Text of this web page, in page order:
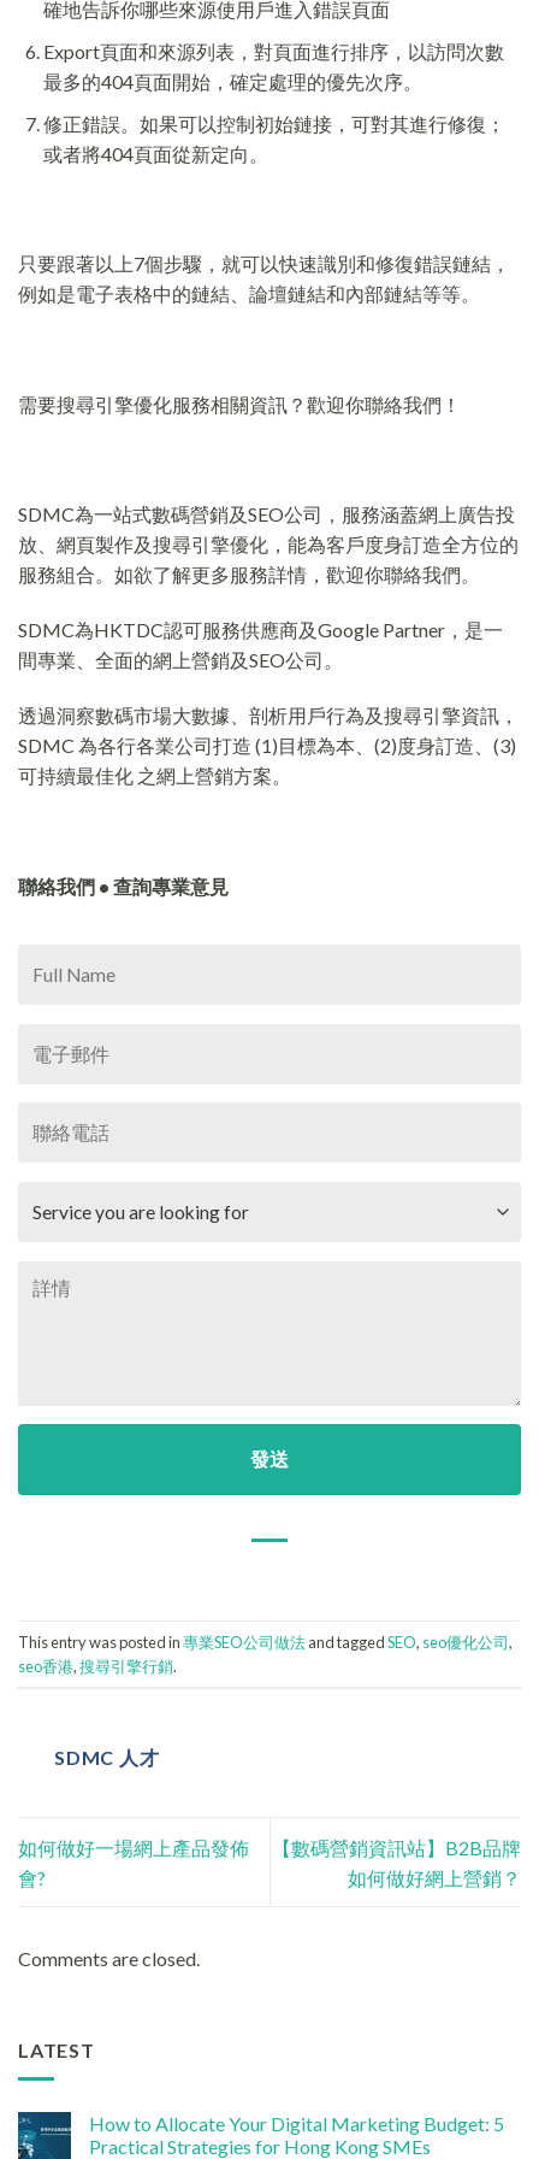
確地告訴你哪些來源使用戶進入錯誤頁面
Export頁面和來源列表，對頁面進行排序，以訪問次數
最多的404頁面開始，確定處理的優先次序。
修正錯誤。如果可以控制初始鏈接，可對其進行修復；
或者將404頁面從新定向。
只要跟著以上7個步驟，就可以快速識別和修復錯誤鏈結，
例如是電子表格中的鏈結、論壇鏈結和內部鏈結等等。
需要搜尋引擎優化服務相關資訊？歡迎你聯絡我們！
SDMC為一站式數碼營銷及SEO公司，服務涵蓋網上廣告投
放、網頁製作及搜尋引擎優化，能為客戶度身訂造全方位的
服務組合。如欲了解更多服務詳情，歡迎你聯絡我們。
SDMC為HKTDC認可服務供應商及Google Partner，是一
間專業、全面的網上營銷及SEO公司。
透過洞察數碼市場大數據、剖析用戶行為及搜尋引擎資訊，
SDMC 為各行各業公司打造 (1)目標為本、(2)度身訂造、(3)
可持續最佳化 之網上營銷方案。
聯絡我們 • 查詢專業意見
This entry was posted in專業SEO公司做法and taggedSEO, seo優化公司,
seo香港,搜尋引擎行銷.
SDMC 人才
如何做好一場網上產品發佈
會?
【數碼營銷資訊站】B2B品牌
如何做好網上營銷？
Comments are closed.
LATEST
How to Allocate Your Digital Marketing Budget: 5
Practical Strategies for Hong Kong SMEs